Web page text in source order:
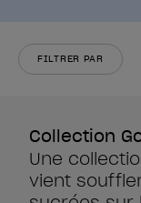
FILTRER PAR
Collection
Une
vient